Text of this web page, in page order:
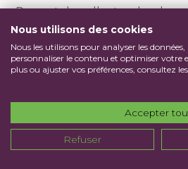
Permet de collecter des
les interactions client. Ces
utilisées pour générer des
performances, identifier les
informations concrètes. Cela
gestion plus efficace de votre
une amélioration continue de
Nous utilisons des cookies
Nous les utilisons pour analyser les
personnaliser le contenu et optimiser votre
plus ou ajuster vos préférences, consultez
Accepter
Refuser